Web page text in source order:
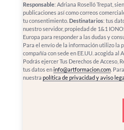
Responsable: Adriana Roselló Trepat,
publicaciones así como correos
tu consentimiento. Destinatarios: tus
nuestro servidor, propiedad de 1&1
Europa para responder a las dudas y
Para el envío de la información utilizo la
compañía con sede en EE.UU. acogida al
Podrás ejercer Tus Derechos de Acceso,
tus datos eninfo@artformacion.com.
nuestra política de privacidad y aviso